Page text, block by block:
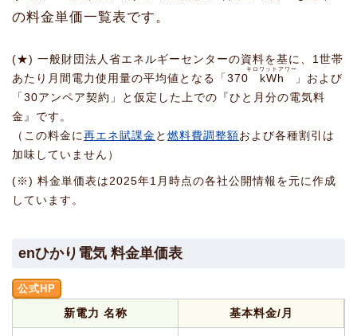
の料金単価一覧表です。
(★) 一般財団法人省エネルギーセンターの資料を基に、1世帯
あたり月間電力使用量の平均値となる「370
kWh
キロワットアワー
」および
「30アンペア契約」と仮定した上での『ひと月分の電気料
金』です。
（この料金に再エネ賦課金 と 燃料費調整額および各種割引は
加味していません）
(※) 料金単価表は2025年1月時点の各社公開情報を元に作成
しています。
enひかり電気 料金単価表
公式HP
新電力 名称 基本料金/月